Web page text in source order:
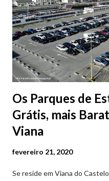
Os Parques de
Grátis, mais
Viana
fevereiro 21, 2020
Se reside em Viana do